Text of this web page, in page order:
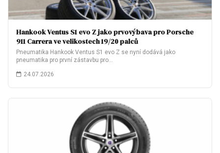
Hankook Ventus S1 evo Z jako prvovýbava pro Porsche
911 Carrera ve velikostech 19/20 palců
Pneumatika Hankook Ventus S1 evo Z se nyní dodává jako
pneumatika pro první zástavbu pro…
24.07.2026